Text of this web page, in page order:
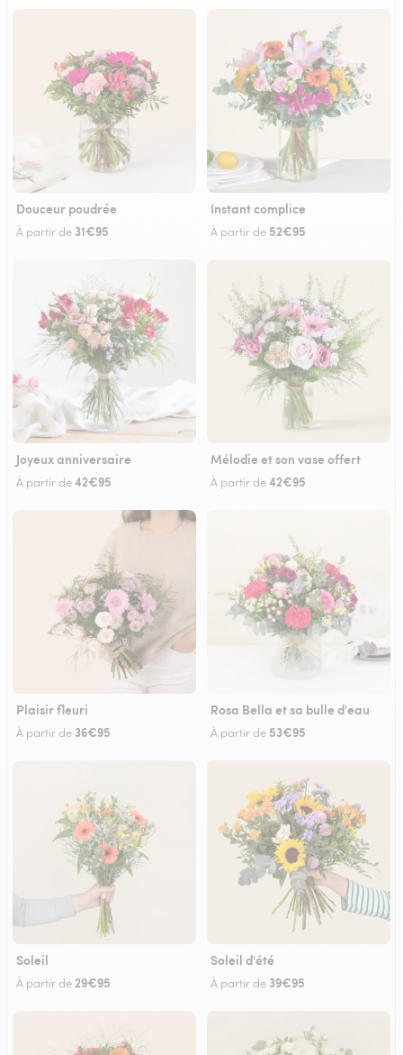
Douceur poudrée
À partir de 31€95
Instant complice
À partir de 52€95
Joyeux anniversaire
À partir de42€95
Mélodie et son vase offert
À partir de42€95
Plaisir fleuri
À partir de 36€95
Rosa Bella et sa bulle d'eau
À partir de 53€95
Soleil
À partir de29€95
Soleil d'été
À partir de 39€95